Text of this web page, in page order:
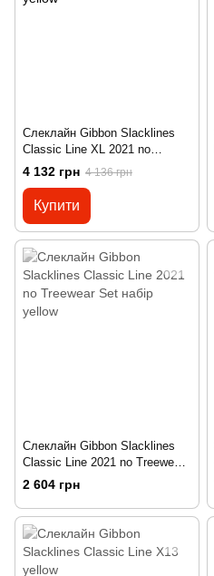
Слеклайн Gibbon Slacklines
Classic Line XL 2021 no
Treewear Set набір yellow
4 132 грн 4 136 грн
Купити
Слеклайн Gibbon Slacklines
Classic Line 2021 no Treewear
Set набір yellow
2 604 грн